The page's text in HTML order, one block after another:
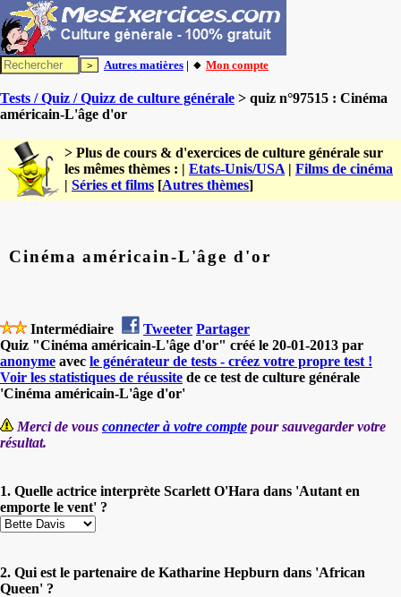
Autres matières | 🔸 Mon compte
Tests / Quiz / Quizz de culture générale > quiz n°97515 : Cinéma
américain-L'âge d'or
> Plus de cours & d'exercices de culture générale sur
les mêmes thèmes : | Etats-Unis/USA | Films de cinéma
| Séries et films [Autres thèmes]
Cinéma américain-L'âge d'or
Intermédiaire Tweeter Partager
Quiz "Cinéma américain-L'âge d'or" créé le 20-01-2013 par
anonyme avec le générateur de tests - créez votre propre test !
Voir les statistiques de réussite de ce test de culture générale
'Cinéma américain-L'âge d'or'
Merci de vous connecter à votre compte pour sauvegarder votre
résultat.
1. Quelle actrice interprète Scarlett O'Hara dans 'Autant en
emporte le vent' ?
2. Qui est le partenaire de Katharine Hepburn dans 'African
Queen' ?